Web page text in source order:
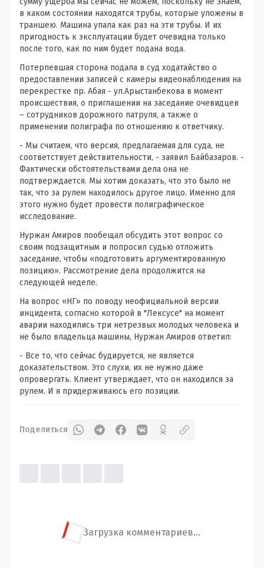
в каком состоянии находятся трубы, которые уложены в
траншею. Машина упала как раз на эти трубы. И их
пригодность к эксплуатации будет очевидна только
после того, как по ним будет подана вода.
Потерпевшая сторона подала в суд ходатайство о
предоставлении записей с камеры видеонаблюдения на
перекрестке пр. Абая - ул.Арыстанбекова в момент
происшествия, о приглашении на заседание очевидцев
– сотрудников дорожного патруля, а также о
применении полиграфа по отношению к ответчику.
- Мы считаем, что версия, предлагаемая для суда, не
соответствует действительности, - заявил Байбазаров. -
Фактически обстоятельствами дела она не
подтверждается. Мы хотим доказать, что это было не
так, что за рулем находилось другое лицо. Именно для
этого нужно будет провести полиграфическое
исследование.
Нуржан Амиров пообещал обсудить этот вопрос со
своим подзащитным и попросил судью отложить
заседание, чтобы «подготовить аргументированную
позицию». Рассмотрение дела продолжится на
следующей неделе.
На вопрос «НГ» по поводу неофициальной версии
инцидента, согласно которой в "Лексусе" на момент
аварии находились три нетрезвых молодых человека и
не было владельца машины, Нуржан Амиров ответил:
- Все то, что сейчас будируется, не является
доказательством. Это слухи, их не нужно даже
опровергать. Клиент утверждает, что он находился за
рулем. И я придерживаюсь его позиции.
Поделиться
Загрузка комментариев...